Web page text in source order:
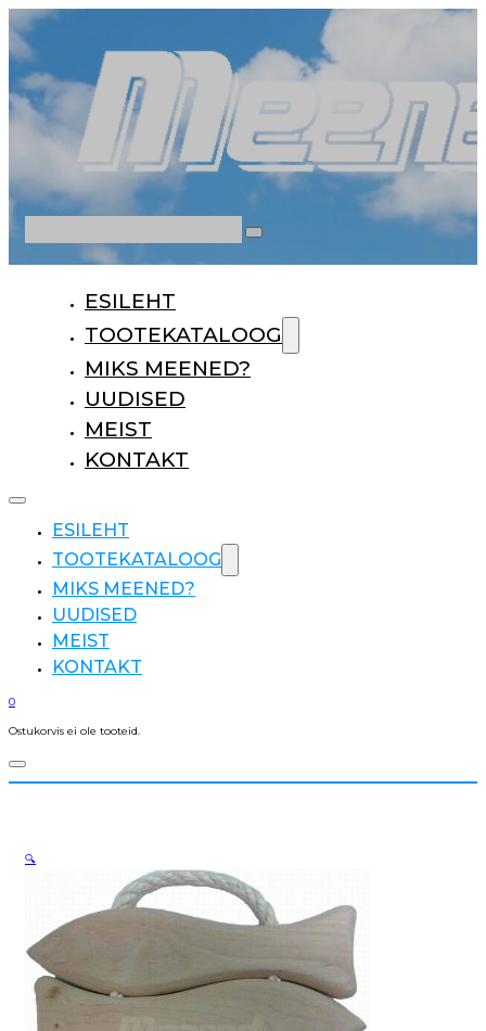
ESILEHT
TOOTEKATALOOG
MIKS MEENED?
UUDISED
MEIST
KONTAKT
ESILEHT
TOOTEKATALOOG
MIKS MEENED?
UUDISED
MEIST
KONTAKT
0
Ostukorvis ei ole tooteid.
🔍